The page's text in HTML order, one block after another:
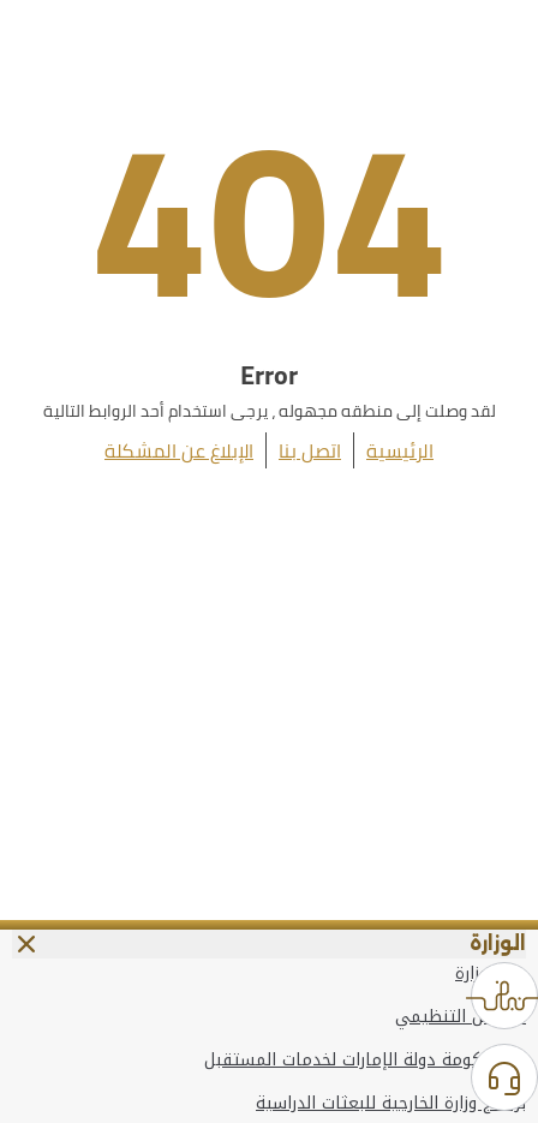
404
Error
لقد وصلت إلى منطقه مجهوله ، يرجى استخدام أحد الروابط التالية
الرئيسية اتصل بنا الإبلاغ عن المشكلة
الوزارة
عن الوزارة
الهيكل التنظيمي
وعد حكومة دولة الإمارات لخدمات المستقبل
برنامج وزارة الخارجية للبعثات الدراسية